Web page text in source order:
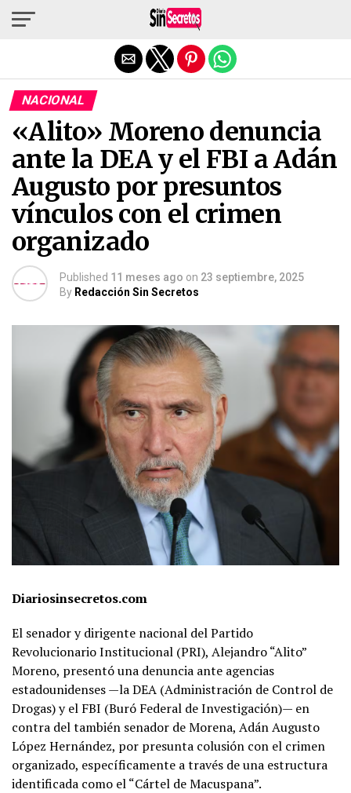
NACIONAL
«Alito» Moreno denuncia
ante la DEA y el FBI a Adán
Augusto por presuntos
vínculos con el crimen
organizado
Published 11 meses ago on 23 septiembre, 2025
By Redacción Sin Secretos
Diariosinsecretos.com
El senador y dirigente nacional del Partido
Revolucionario Institucional (PRI), Alejandro “Alito”
Moreno, presentó una denuncia ante agencias
estadounidenses —la DEA (Administración de Control de
Drogas) y el FBI (Buró Federal de Investigación)— en
contra del también senador de Morena, Adán Augusto
López Hernández, por presunta colusión con el crimen
organizado, específicamente a través de una estructura
identificada como el “Cártel de Macuspana”.
Salir de la versión móvil